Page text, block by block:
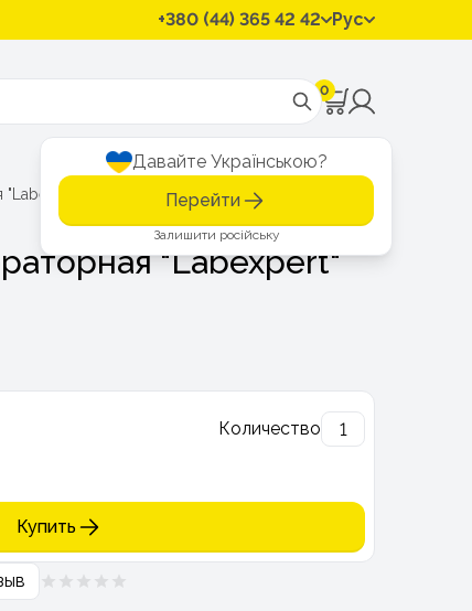
+380 (44) 365 42 42 Рус
0
Давайте Українською?
Перейти
Залишити російську
150 мл
"Labexpert"
Количество
Купить